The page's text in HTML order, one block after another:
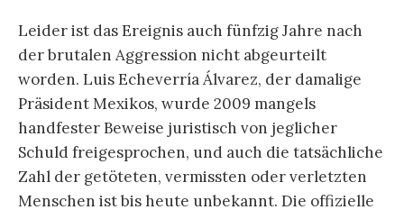
Leider ist das Ereignis auch fünfzig Jahre nach
der brutalen Aggression nicht abgeurteilt
worden. Luis Echeverría Álvarez, der damalige
Präsident Mexikos, wurde 2009 mangels
handfester Beweise juristisch von jeglicher
Schuld freigesprochen, und auch die tatsächliche
Zahl der getöteten, vermissten oder verletzten
Menschen ist bis heute unbekannt. Die offizielle